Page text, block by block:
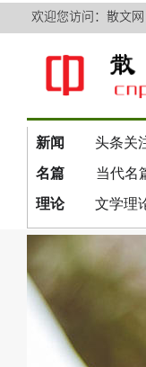
欢迎您访问：散文网
新闻 头条关
名篇
当代名
理论
文学理